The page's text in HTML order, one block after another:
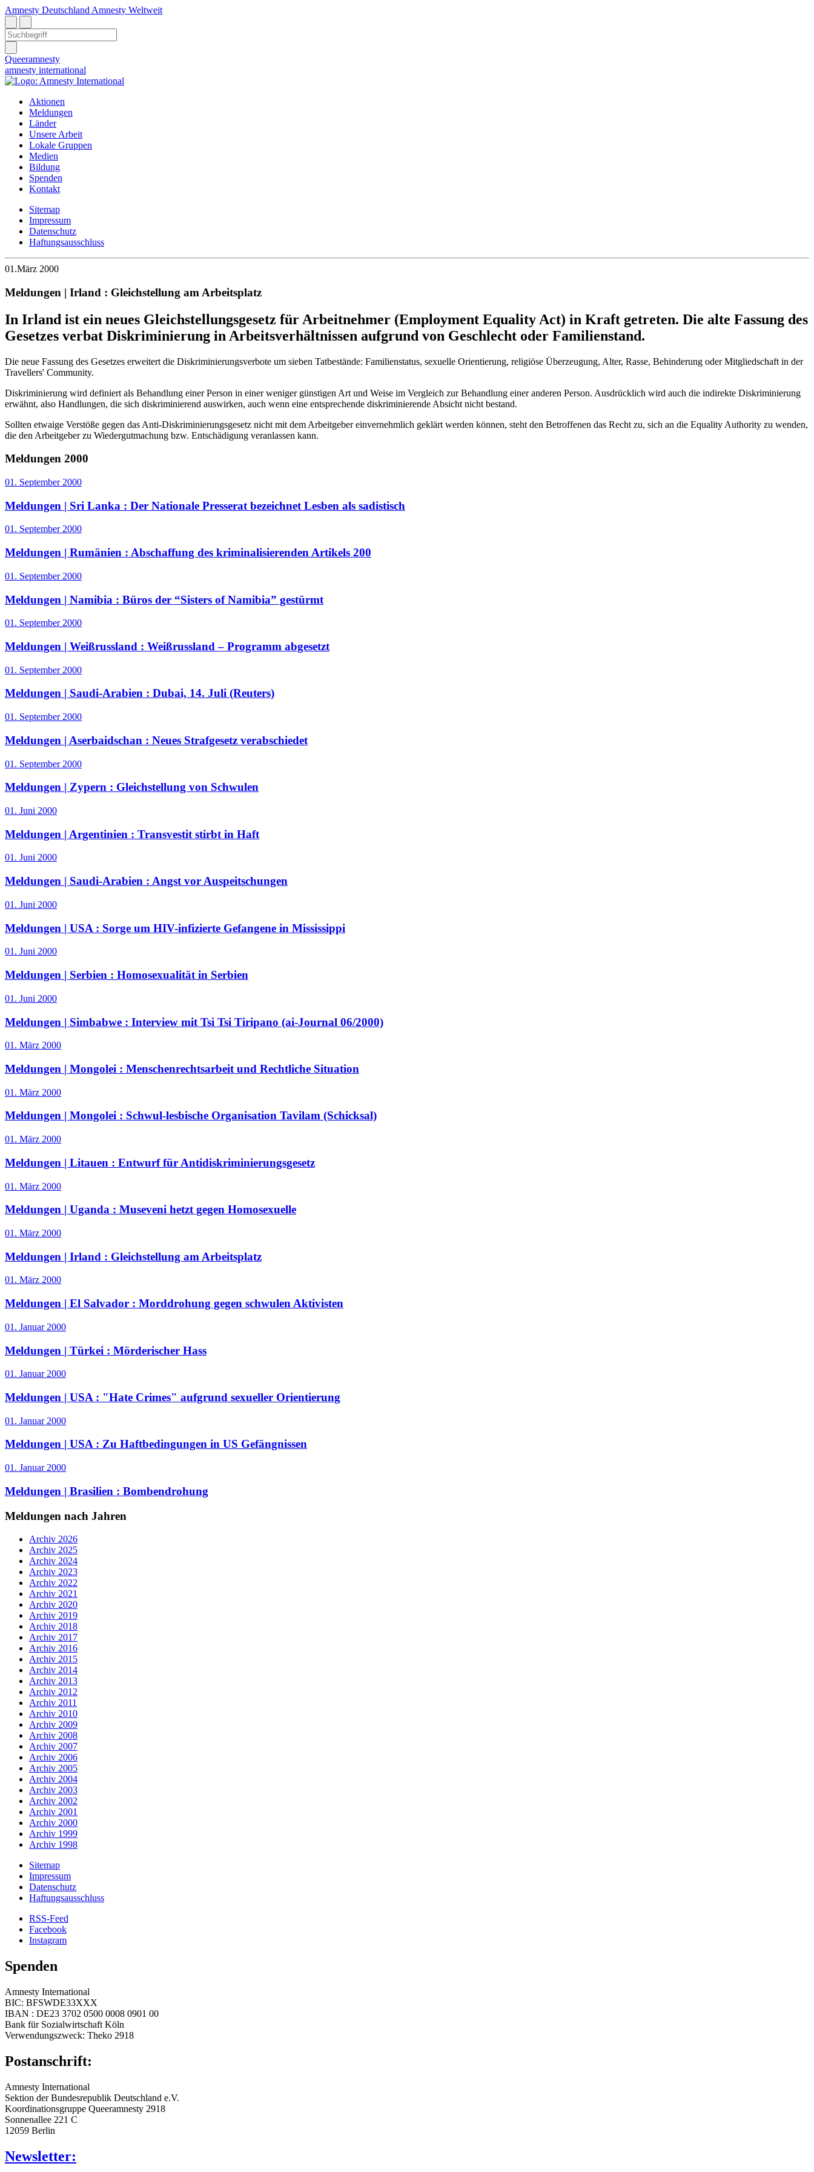
Amnesty Deutschland Amnesty Weltweit
Queeramnesty
amnesty international
Aktionen
Meldungen
Länder
Unsere Arbeit
Lokale Gruppen
Medien
Bildung
Spenden
Kontakt
Sitemap
Impressum
Datenschutz
Haftungsausschluss
01.März 2000
Meldungen | Irland : Gleichstellung am Arbeitsplatz
In Irland ist ein neues Gleichstellungsgesetz für Arbeitnehmer (Employment Equality Act) in Kraft getreten. Die alte Fassung des
Gesetzes verbat Diskriminierung in Arbeitsverhältnissen aufgrund von Geschlecht oder Familienstand.
Die neue Fassung des Gesetzes erweitert die Diskriminierungsverbote um sieben Tatbestände: Familienstatus, sexuelle Orientierung, religiöse Überzeugung, Alter, Rasse, Behinderung oder Mitgliedschaft in der
Travellers' Community.
Diskriminierung wird definiert als Behandlung einer Person in einer weniger günstigen Art und Weise im Vergleich zur Behandlung einer anderen Person. Ausdrücklich wird auch die indirekte Diskriminierung
erwähnt, also Handlungen, die sich diskriminierend auswirken, auch wenn eine entsprechende diskriminierende Absicht nicht bestand.
Sollten etwaige Verstöße gegen das Anti-Diskriminierungsgesetz nicht mit dem Arbeitgeber einvernehmlich geklärt werden können, steht den Betroffenen das Recht zu, sich an die Equality Authority zu wenden,
die den Arbeitgeber zu Wiedergutmachung bzw. Entschädigung veranlassen kann.
Meldungen 2000
01. September 2000
Meldungen | Sri Lanka : Der Nationale Presserat bezeichnet Lesben als sadistisch
01. September 2000
Meldungen | Rumänien : Abschaffung des kriminalisierenden Artikels 200
01. September 2000
Meldungen | Namibia : Büros der “Sisters of Namibia” gestürmt
01. September 2000
Meldungen | Weißrussland : Weißrussland – Programm abgesetzt
01. September 2000
Meldungen | Saudi-Arabien : Dubai, 14. Juli (Reuters)
01. September 2000
Meldungen | Aserbaidschan : Neues Strafgesetz verabschiedet
01. September 2000
Meldungen | Zypern : Gleichstellung von Schwulen
01. Juni 2000
Meldungen | Argentinien : Transvestit stirbt in Haft
01. Juni 2000
Meldungen | Saudi-Arabien : Angst vor Auspeitschungen
01. Juni 2000
Meldungen | USA : Sorge um HIV-infizierte Gefangene in Mississippi
01. Juni 2000
Meldungen | Serbien : Homosexualität in Serbien
01. Juni 2000
Meldungen | Simbabwe : Interview mit Tsi Tsi Tiripano (ai-Journal 06/2000)
01. März 2000
Meldungen | Mongolei : Menschenrechtsarbeit und Rechtliche Situation
01. März 2000
Meldungen | Mongolei : Schwul-lesbische Organisation Tavilam (Schicksal)
01. März 2000
Meldungen | Litauen : Entwurf für Antidiskriminierungsgesetz
01. März 2000
Meldungen | Uganda : Museveni hetzt gegen Homosexuelle
01. März 2000
Meldungen | Irland : Gleichstellung am Arbeitsplatz
01. März 2000
Meldungen | El Salvador : Morddrohung gegen schwulen Aktivisten
01. Januar 2000
Meldungen | Türkei : Mörderischer Hass
01. Januar 2000
Meldungen | USA : "Hate Crimes" aufgrund sexueller Orientierung
01. Januar 2000
Meldungen | USA : Zu Haftbedingungen in US Gefängnissen
01. Januar 2000
Meldungen | Brasilien : Bombendrohung
Meldungen nach Jahren
Archiv 2026
Archiv 2025
Archiv 2024
Archiv 2023
Archiv 2022
Archiv 2021
Archiv 2020
Archiv 2019
Archiv 2018
Archiv 2017
Archiv 2016
Archiv 2015
Archiv 2014
Archiv 2013
Archiv 2012
Archiv 2011
Archiv 2010
Archiv 2009
Archiv 2008
Archiv 2007
Archiv 2006
Archiv 2005
Archiv 2004
Archiv 2003
Archiv 2002
Archiv 2001
Archiv 2000
Archiv 1999
Archiv 1998
Sitemap
Impressum
Datenschutz
Haftungsausschluss
RSS-Feed
Facebook
Instagram
Spenden
Amnesty International
BIC: BFSWDE33XXX
IBAN : DE23 3702 0500 0008 0901 00
Bank für Sozialwirtschaft Köln
Verwendungszweck: Theko 2918
Postanschrift:
Amnesty International
Sektion der Bundesrepublik Deutschland e.V.
Koordinationsgruppe Queeramnesty 2918
Sonnenallee 221 C
12059 Berlin
Newsletter: